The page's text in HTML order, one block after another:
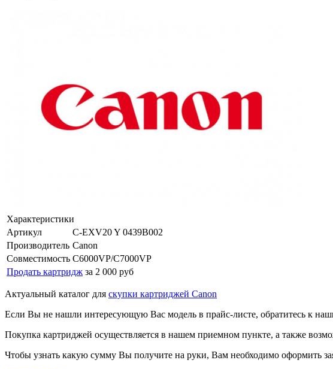
Характеристики
Артикул
C-EXV20 Y 0439B002
Производитель Canon
Совместимость C6000VP/C7000VP
Продать картридж за 2 000 руб
Актуальный каталог для скупки картриджей Canon
Если Вы не нашли интересующую Вас модель в прайс-листе, обратитесь к
Покупка картриджей осуществляется в нашем приемном пункте, а также
Чтобы узнать какую сумму Вы получите на руки, Вам необходимо оформить